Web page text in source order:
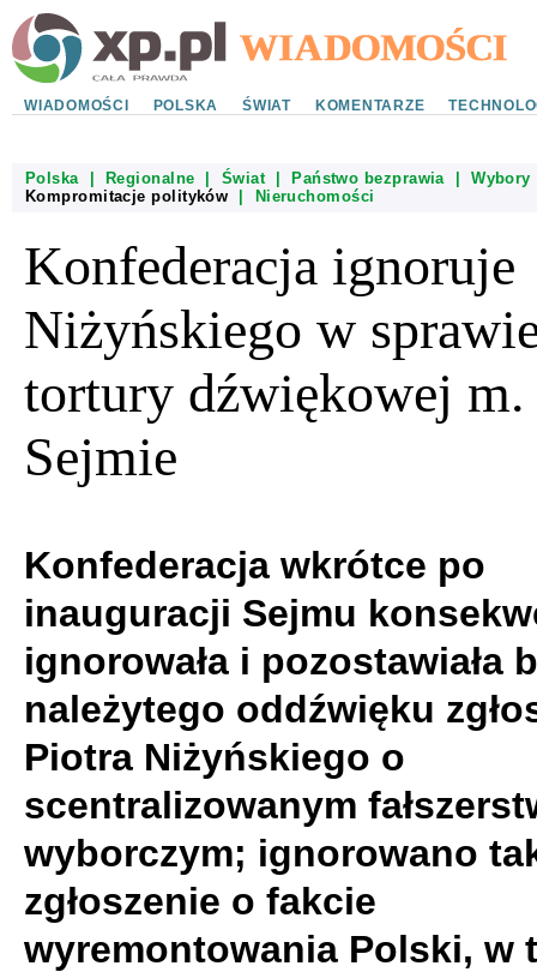
WIADOMOŚCI POLSKA ŚWIAT KOMENTARZE
Polska| Regionalne Świat| Państwo bezprawia|Wybory
Kompromitacje polityków
Nieruchomości
Konfederacja ignoruje
Niżyńskiego w
tortury dźwiękowej
Sejmie
Konfederacja wkrótce po
inauguracji Sejmu
ignorowała i pozostawiała
należytego oddźwięku
Piotra Niżyńskiego o
scentralizowanym
wyborczym; ignorowano
zgłoszenie o fakcie
wyremontowania Polski, w